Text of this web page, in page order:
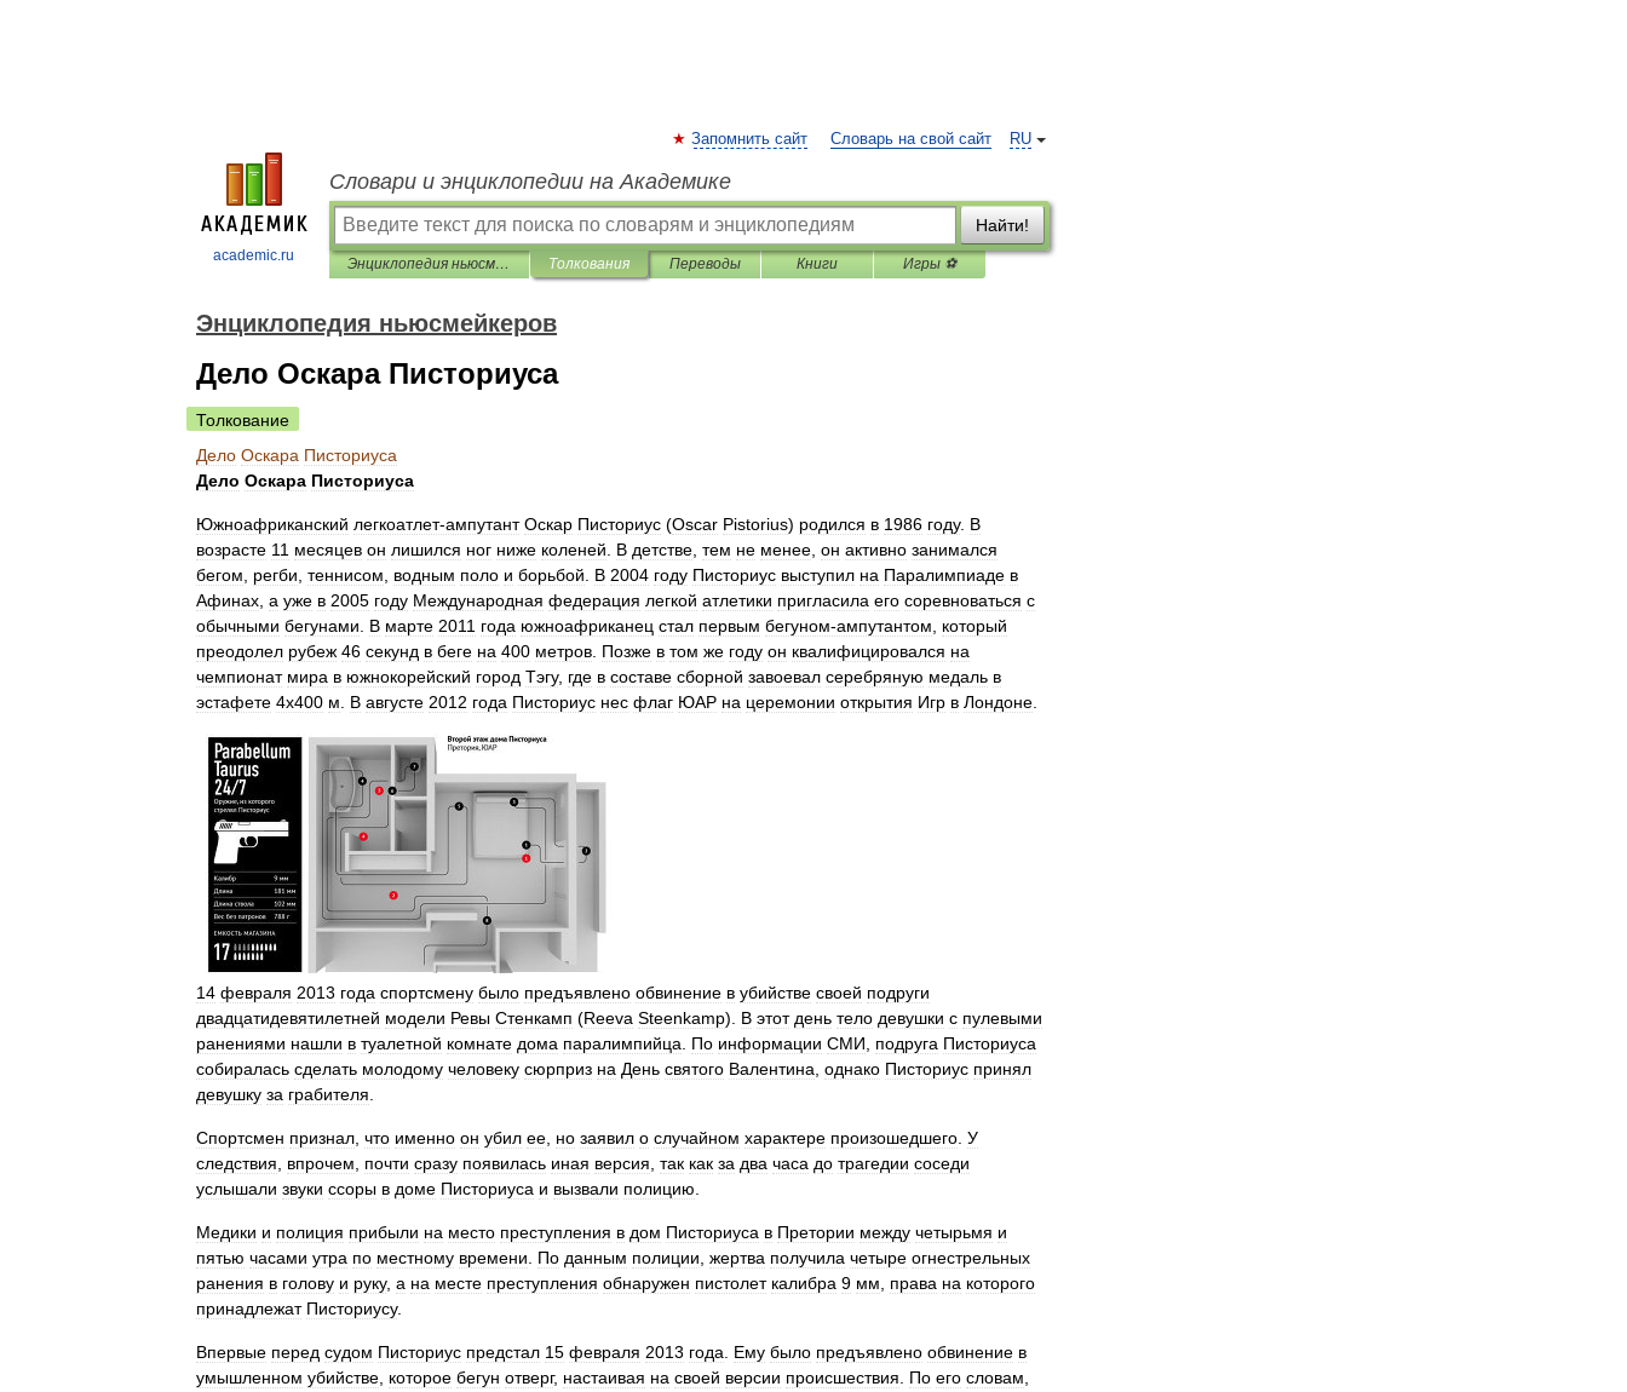
academic.ru
RU
Запомнить сайт Словарь на свой сайт
Словари и энциклопедии на Академике
Найти!
Энциклопедия ньюсмейкеров Толкования Переводы Книги Игры ⚽
Энциклопедия ньюсмейкеров
Дело Оскара Писториуса
Толкование
Дело Оскара Писториуса
Дело Оскара Писториуса
Южноафриканский легкоатлет‑ампутант Оскар Писториус (Oscar Pistorius) родился в 1986 году. В
возрасте 11 месяцев он лишился ног ниже коленей В детстве тем не менее он активно занимался
бегом
регби теннисом водным поло и борьбой В 2004 году Писториус выступил на Паралимпиаде в
Афинах а уже в 2005 году Международная федерация легкой атлетики пригласила его соревноваться с
обычными бегунами В марте 2011 года южноафриканец стал первым бегуном‑ампутантом
который
преодолел рубеж 46 секунд в беге на 400 метров Позже в том же году он квалифицировался на
чемпионат мира в южнокорейский город Тэгу, где в составе сборной завоевал серебряную медаль в
эстафете 4х400 м В августе 2012 года Писториус нес флаг ЮАР на церемонии открытия Игр в Лондоне
14 февраля 2013 года спортсмену было предъявлено обвинение в убийстве своей подруги
двадцатидевятилетней модели Ревы Стенкамп (Reeva Steenkamp). В этот день тело девушки с пулевыми
ранениями нашли в туалетной комнате дома паралимпийца По информации СМИ подруга Писториуса
собиралась сделать молодому человеку сюрприз на День святого Валентина однако Писториус принял
девушку за грабителя
Спортсмен признал что именно он убил ее но заявил о случайном характере произошедшего У
следствия
впрочем почти сразу появилась иная версия так как за два часа до трагедии соседи
услышали звуки ссоры в доме Писториуса и вызвали полицию
Медики и полиция прибыли на место преступления в дом Писториуса в Претории между четырьмя и
пятью часами утра по местному времени По данным полиции жертва получила четыре огнестрельных
ранения в голову и руку, а на месте преступления обнаружен пистолет калибра 9 мм права на которого
принадлежат Писториусу.
Впервые перед судом Писториус предстал 15 февраля 2013 года Ему было предъявлено обвинение в
умышленном убийстве которое бегун отверг, настаивая на своей версии происшествия По его словам